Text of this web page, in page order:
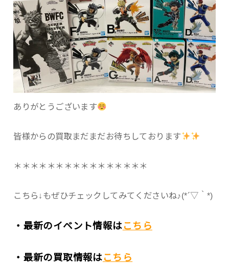
ありがとうございます
皆様からの買取まだまだお待ちしております
＊＊＊＊＊＊＊＊＊＊＊＊＊＊＊＊
こちら↓もぜひチェックしてみてくださいね♪(*´▽｀*)
・最新のイベント情報はこちら
・最新の買取情報はこちら